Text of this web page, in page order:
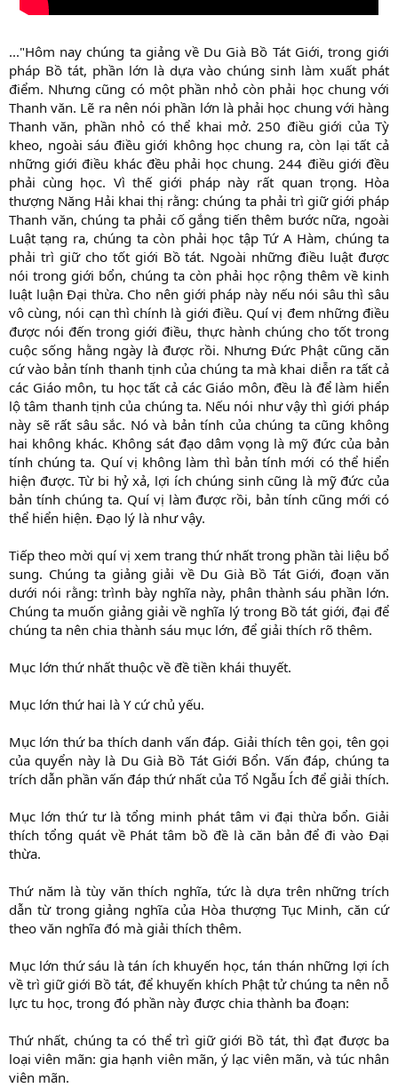
..."Hôm nay chúng ta giảng về Du Già Bồ Tát Giới, trong giới
pháp Bồ tát, phần lớn là dựa vào chúng sinh làm xuất phát
điểm. Nhưng cũng có một phần nhỏ còn phải học chung với
Thanh văn. Lẽ ra nên nói phần lớn là phải học chung với hàng
Thanh văn, phần nhỏ có thể khai mở. 250 điều giới của Tỳ
kheo, ngoài sáu điều giới không học chung ra, còn lại tất cả
những giới điều khác đều phải học chung. 244 điều giới đều
phải cùng học. Vì thế giới pháp này rất quan trọng. Hòa
thượng Năng Hải khai thị rằng: chúng ta phải trì giữ giới pháp
Thanh văn, chúng ta phải cố gắng tiến thêm bước nữa, ngoài
Luật tạng ra, chúng ta còn phải học tập Tứ A Hàm, chúng ta
phải trì giữ cho tốt giới Bồ tát. Ngoài những điều luật được
nói trong giới bổn, chúng ta còn phải học rộng thêm về kinh
luật luận Đại thừa. Cho nên giới pháp này nếu nói sâu thì sâu
vô cùng, nói cạn thì chính là giới điều. Quí vị đem những điều
được nói đến trong giới điều, thực hành chúng cho tốt trong
cuộc sống hằng ngày là được rồi. Nhưng Đức Phật cũng căn
cứ vào bản tính thanh tịnh của chúng ta mà khai diễn ra tất cả
các Giáo môn, tu học tất cả các Giáo môn, đều là để làm hiển
lộ tâm thanh tịnh của chúng ta. Nếu nói như vậy thì giới pháp
này sẽ rất sâu sắc. Nó và bản tính của chúng ta cũng không
hai không khác. Không sát đạo dâm vọng là mỹ đức của bản
tính chúng ta. Quí vị không làm thì bản tính mới có thể hiển
hiện được. Từ bi hỷ xả, lợi ích chúng sinh cũng là mỹ đức của
bản tính chúng ta. Quí vị làm được rồi, bản tính cũng mới có
thể hiển hiện. Đạo lý là như vậy.
Tiếp theo mời quí vị xem trang thứ nhất trong phần tài liệu bổ
sung. Chúng ta giảng giải về Du Già Bồ Tát Giới, đoạn văn
dưới nói rằng: trình bày nghĩa này, phân thành sáu phần lớn.
Chúng ta muốn giảng giải về nghĩa lý trong Bồ tát giới, đại để
chúng ta nên chia thành sáu mục lớn, để giải thích rõ thêm.
Mục lớn thứ nhất thuộc về đề tiền khái thuyết.
Mục lớn thứ hai là Y cứ chủ yếu.
Mục lớn thứ ba thích danh vấn đáp. Giải thích tên gọi, tên gọi
của quyển này là Du Già Bồ Tát Giới Bổn. Vấn đáp, chúng ta
trích dẫn phần vấn đáp thứ nhất của Tổ Ngẫu Ích để giải thích.
Mục lớn thứ tư là tổng minh phát tâm vi đại thừa bổn. Giải
thích tổng quát về Phát tâm bồ đề là căn bản để đi vào Đại
thừa.
Thứ năm là tùy văn thích nghĩa, tức là dựa trên những trích
dẫn từ trong giảng nghĩa của Hòa thượng Tục Minh, căn cứ
theo văn nghĩa đó mà giải thích thêm.
Mục lớn thứ sáu là tán ích khuyến học, tán thán những lợi ích
về trì giữ giới Bồ tát, để khuyến khích Phật tử chúng ta nên nỗ
lực tu học, trong đó phần này được chia thành ba đoạn:
Thứ nhất, chúng ta có thể trì giữ giới Bồ tát, thì đạt được ba
loại viên mãn: gia hạnh viên mãn, ý lạc viên mãn, và túc nhân
viên mãn.